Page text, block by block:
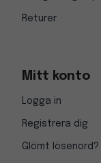
Returer
Mitt konto
Logga in
Registrera dig
Glömt lösenord?